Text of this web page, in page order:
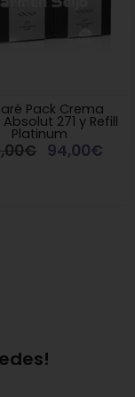
Pack Crema
271 y Refill
Platinum
94,00€